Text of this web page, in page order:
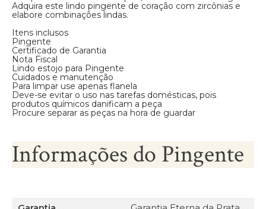
Adquira este lindo pingente de coração com zircônias e
elabore combinações lindas.
Itens inclusos
Pingente
Certificado de Garantia
Nota Fiscal
Lindo estojo para Pingente
Cuidados e manutenção
Para limpar use apenas flanela
Deve-se evitar o uso nas tarefas domésticas, pois
produtos químicos danificam a peça
Procure separar as peças na hora de guardar
Informações do Pingente